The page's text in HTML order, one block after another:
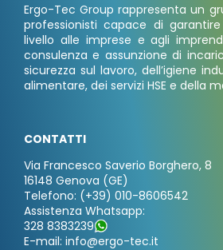
Ergo-Tec Group rappresenta un
professionisti capace di
livello alle imprese e agli
consulenza e assunzione di
sicurezza sul lavoro, dell’igiene
alimentare, dei servizi HSE e della
CONTATTI
Via Francesco Saverio Borghero, 8
16148 Genova (GE)
Telefono: (+39) 010-8606542
Assistenza Whatsapp:
328 8383239
E-mail: info@ergo-tec.it